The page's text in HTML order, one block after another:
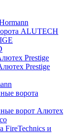
ALUTECH
Prestige
Prestige
ворота
ворот Алютех
FireTechnics и